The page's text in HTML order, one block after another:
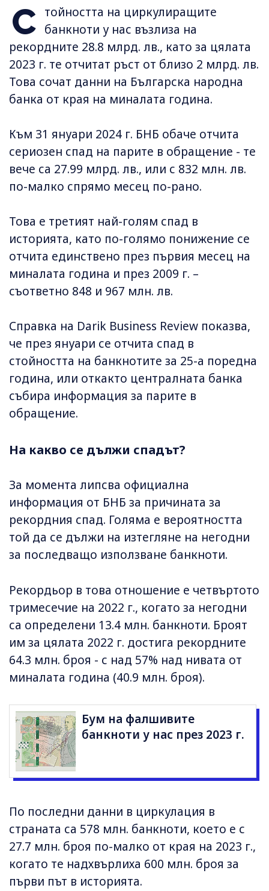
С тойността на циркулиращите
банкноти у нас възлиза на
рекордните 28.8 млрд. лв., като за цялата
2023 г. те отчитат ръст от близо 2 млрд. лв.
Това сочат данни на Българска народна
банка от края на миналата година.
Към 31 януари 2024 г. БНБ обаче отчита
сериозен спад на парите в обращение - те
вече са 27.99 млрд. лв., или с 832 млн. лв.
по-малко спрямо месец по-рано.
Това е третият най-голям спад в
историята, като по-голямо понижение се
отчита единствено през първия месец на
миналата година и през 2009 г. –
съответно 848 и 967 млн. лв.
Справка на Darik Business Review показва,
че през януари се отчита спад в
стойността на банкнотите за 25-а поредна
година, или откакто централната банка
събира информация за парите в
обращение.
На какво се дължи спадът?
За момента липсва официална
информация от БНБ за причината за
рекордния спад. Голяма е вероятността
той да се дължи на изтегляне на негодни
за последващо използване банкноти.
Рекордьор в това отношение е четвъртото
тримесечие на 2022 г., когато за негодни
са определени 13.4 млн. банкноти. Броят
им за цялата 2022 г. достига рекордните
64.3 млн. броя - с над 57% над нивата от
миналата година (40.9 млн. броя).
Бум на фалшивите
банкноти у нас през 2023 г.
По последни данни в циркулация в
страната са 578 млн. банкноти, което е с
27.7 млн. броя по-малко от края на 2023 г.,
когато те надхвърлиха 600 млн. броя за
първи път в историята.